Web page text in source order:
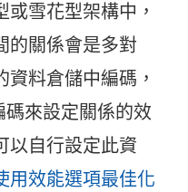
雪花型架構中，
的關係會是多對
料倉儲中編碼，
來設定關係的效
以自行設定此資
用效能選項最佳化